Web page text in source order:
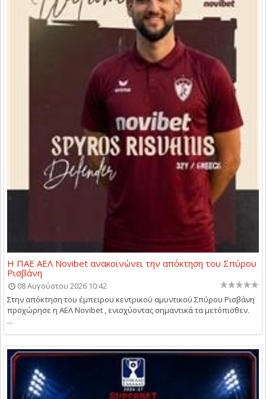
Η ΠΑΕ ΑΕΛ Novibet ανακοινώνει την απόκτηση του Σπύρου
Ρισβάνη
08 Αυγούστου 2026 10:42
Στην απόκτηση του έμπειρου κεντρικού αμυντικού Σπύρου Ρισβάνη
προχώρησε η ΑΕΛ Novibet , ενισχύοντας σημαντικά τα μετόπισθεν.
...